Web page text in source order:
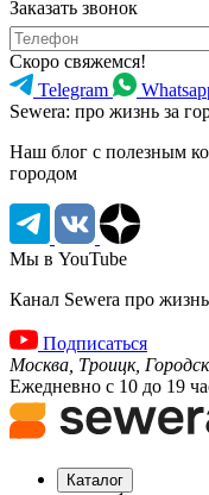
Заказать звонок
Скоро свяжемся!
Telegram
Sewera: про жизнь за
Наш блог c полезным
городом
Мы в YouTube
Канал Sewera про
Подписаться
Москва, Троицк,
Ежедневно с 10 до 19
Каталог